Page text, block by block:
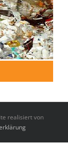
realisiert von